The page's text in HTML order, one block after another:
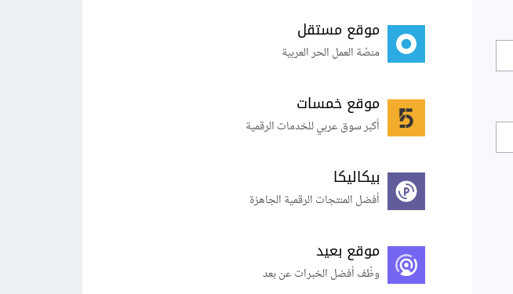
موقع مستقل
منصّة العمل الحر العربية
موقع خمسات
أكبر سوق عربي للخدمات الرقمية
بيكاليكا
أفضل المنتجات الرقمية الجاهزة
موقع بعيد
وظّف أفضل الخبرات عن بعد